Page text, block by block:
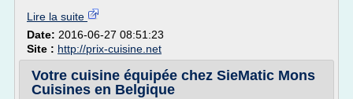
Lire la suite
Date: 2016-06-27 08:51:23
Site : http://prix-cuisine.net
Votre cuisine équipée chez SieMatic Mons
Cuisines en Belgique